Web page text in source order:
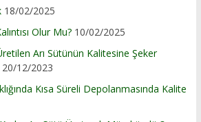
18/02/2025
Olur Mu? 10/02/2025
Arı Sütünün Kalitesine Şeker
20/12/2023
Kısa Süreli Depolanmasında Kalite